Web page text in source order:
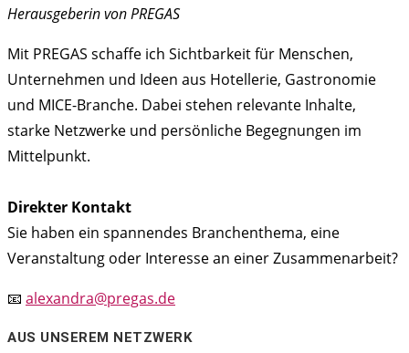
Herausgeberin von PREGAS
Mit PREGAS schaffe ich Sichtbarkeit für Menschen,
Unternehmen und Ideen aus Hotellerie, Gastronomie
und MICE-Branche. Dabei stehen relevante Inhalte,
starke Netzwerke und persönliche Begegnungen im
Mittelpunkt.
Direkter Kontakt
Sie haben ein spannendes Branchenthema, eine
Veranstaltung oder Interesse an einer Zusammenarbeit?
📧 alexandra@pregas.de
AUS UNSEREM NETZWERK